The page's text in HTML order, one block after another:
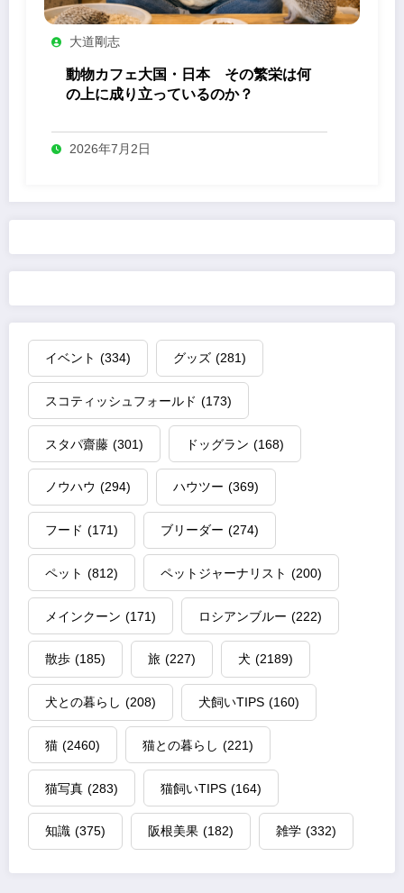
大道剛志
動物カフェ大国・日本 その繁栄は何
の上に成り立っているのか？
2026年7月2日
イベント (334) グッズ (281)
スコティッシュフォールド (173)
スタパ齋藤 (301) ドッグラン (168)
ノウハウ (294) ハウツー (369)
フード (171) ブリーダー (274)
ペット (812) ペットジャーナリスト (200)
メインクーン (171) ロシアンブルー (222)
散歩 (185) 旅 (227) 犬 (2189)
犬との暮らし (208) 犬飼いTIPS (160)
猫 (2460) 猫との暮らし (221)
猫写真 (283) 猫飼いTIPS (164)
知識 (375) 阪根美果 (182) 雑学 (332)